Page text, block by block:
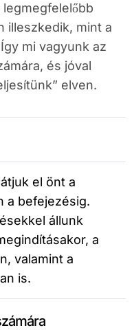
illeszkedik, mint a
mi vagyunk az
és jóval
elven.
el önt a
a befejezésig.
állunk
a
valamint a
is.